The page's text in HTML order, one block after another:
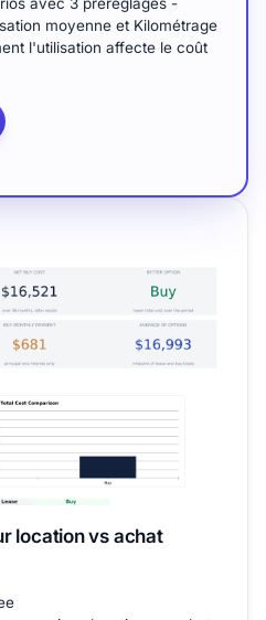
location vs achat
avec 3 préréglages -
moyenne et Kilométrage
l'utilisation affecte le coût